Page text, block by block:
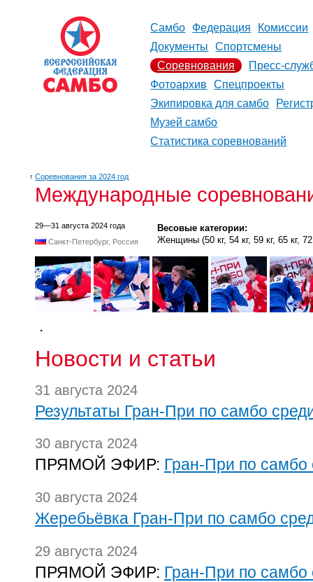
Самбо Федерация
Комиссии
Документы
Спортсмены
Соревнования
Пресс-
Фотоархив
Спецпроекты
Экипировка для самбо
Музей самбо
Статистика соревнований
↑ Соревнования за 2024 год
Международные
29—31 августа 2024 года
Санкт-Петербург, Россия
Весовые категории:
Женщины (50 кг, 54 кг, 59 кг, 65 кг, 72
.
Новости и статьи
31 августа 2024
Результаты Гран-При по самбо
30 августа 2024
ПРЯМОЙ ЭФИР: Гран-При по
30 августа 2024
Жеребьёвка Гран-При по самбо
29 августа 2024
ПРЯМОЙ ЭФИР: Гран-При по